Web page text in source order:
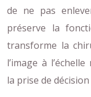
de ne pas
préserve la
transforme la
l’image à
la prise de